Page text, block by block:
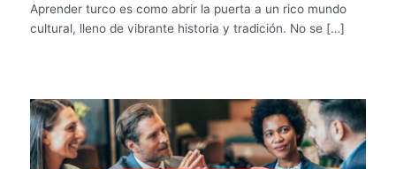
Aprender turco es como abrir la puerta a un rico mundo
cultural, lleno de vibrante historia y tradición. No se […]